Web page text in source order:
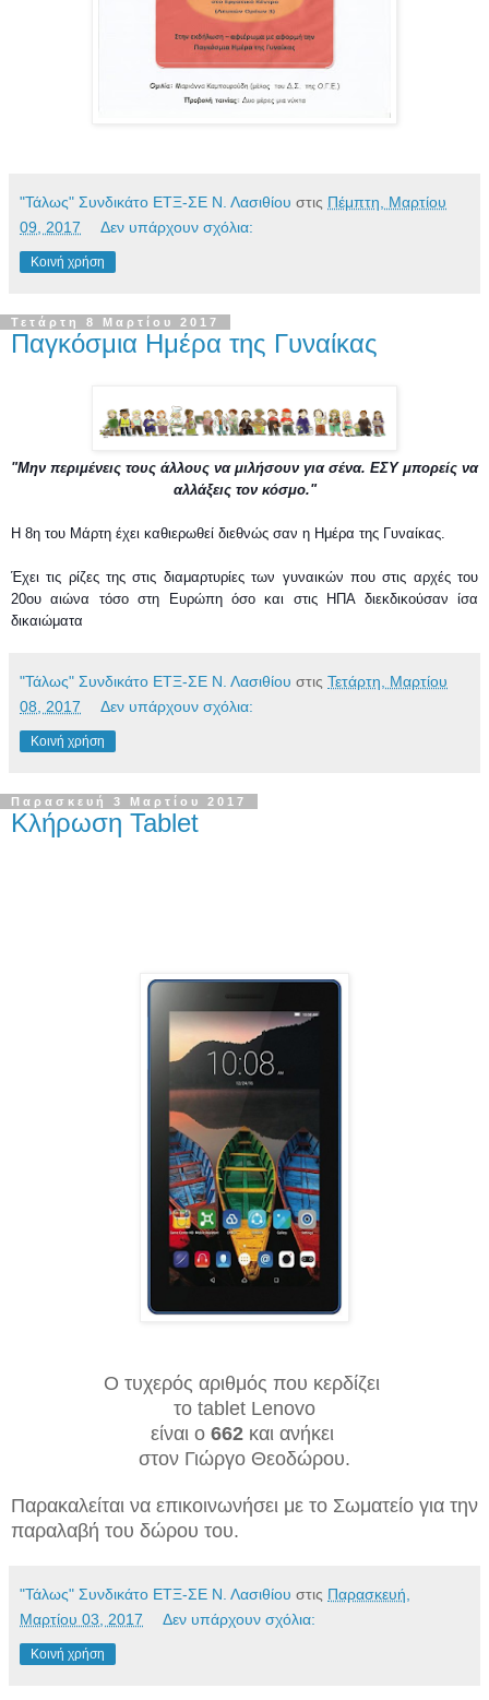
"Τάλως" Συνδικάτο ΕΤΞ-ΣΕ Ν. Λασιθίου στις Πέμπτη, Μαρτίου
09, 2017
Δεν υπάρχουν σχόλια:
Κοινή χρήση
Τετάρτη 8 Μαρτίου 2017
Παγκόσμια Ημέρα της Γυναίκας
"Μην περιμένεις τους άλλους να μιλήσουν για σένα. ΕΣΥ μπορείς να
αλλάξεις τον κόσμο."
Η 8η του Μάρτη έχει καθιερωθεί διεθνώς σαν η Ημέρα της Γυναίκας.
Έχει τις ρίζες της στις διαμαρτυρίες των γυναικών που στις αρχές του
20ου αιώνα τόσο στη Ευρώπη όσο και στις ΗΠΑ διεκδικούσαν ίσα
δικαιώματα
"Τάλως" Συνδικάτο ΕΤΞ-ΣΕ Ν. Λασιθίου στις Τετάρτη, Μαρτίου
08, 2017
Δεν υπάρχουν σχόλια:
Κοινή χρήση
Παρασκευή 3 Μαρτίου 2017
Κλήρωση Tablet
Ο τυχερός αριθμός που κερδίζει
το tablet Lenovo
είναι ο 662και ανήκει
στον Γιώργο Θεοδώρου.
Παρακαλείται να επικοινωνήσει με το Σωματείο για την
παραλαβή του δώρου του.
"Τάλως" Συνδικάτο ΕΤΞ-ΣΕ Ν. Λασιθίου στις Παρασκευή,
Μαρτίου 03, 2017
Δεν υπάρχουν σχόλια:
Κοινή χρήση